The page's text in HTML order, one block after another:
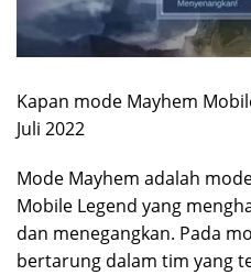
Kapan mode Mayhem
Juli 2022
Mode Mayhem adalah
Mobile Legend yang
dan menegangkan. Pada
bertarung dalam tim yang